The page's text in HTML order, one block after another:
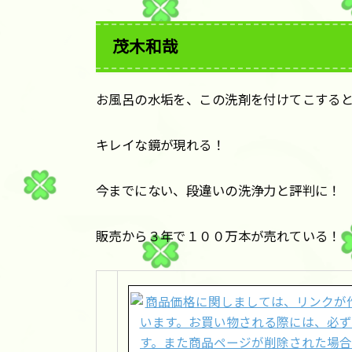
茂木和哉
お風呂の水垢を、この洗剤を付けてこする
キレイな鏡が現れる！
今までにない、段違いの洗浄力と評判に！
販売から３年で１００万本が売れている！